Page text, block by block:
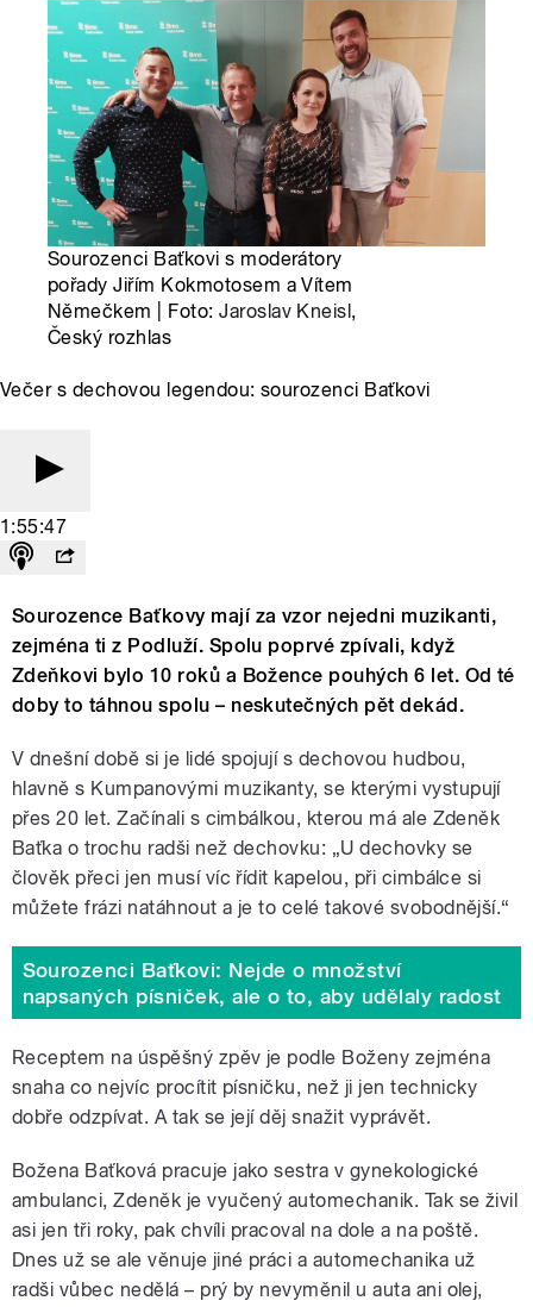
Sourozenci Baťkovi s moderátory
pořady Jiřím Kokmotosem a Vítem
Němečkem | Foto:Jaroslav Kneisl,
Český rozhlas
Večer s dechovou legendou: sourozenci Baťkovi
1:55:47
Sourozence Baťkovy mají za vzor nejedni muzikanti,
zejména ti z Podluží. Spolu poprvé zpívali, když
Zdeňkovi bylo 10 roků a Božence pouhých 6 let. Od té
doby to táhnou spolu – neskutečných pět dekád.
V dnešní době si je lidé spojují s dechovou hudbou,
hlavně s Kumpanovými muzikanty, se kterými vystupují
přes 20 let. Začínali s cimbálkou, kterou má ale Zdeněk
Baťka o trochu radši než dechovku: „U dechovky se
člověk přeci jen musí víc řídit kapelou, při cimbálce si
můžete frázi natáhnout a je to celé takové svobodnější.“
Sourozenci Baťkovi: Nejde o množství
napsaných písniček, ale o to, aby udělaly radost
Receptem na úspěšný zpěv je podle Boženy zejména
snaha co nejvíc procítit písničku, než ji jen technicky
dobře odzpívat. A tak se její děj snažit vyprávět.
Božena Baťková pracuje jako sestra v gynekologické
ambulanci, Zdeněk je vyučený automechanik. Tak se živil
asi jen tři roky, pak chvíli pracoval na dole a na poště.
Dnes už se ale věnuje jiné práci a automechanika už
radši vůbec nedělá – prý by nevyměnil u auta ani olej,